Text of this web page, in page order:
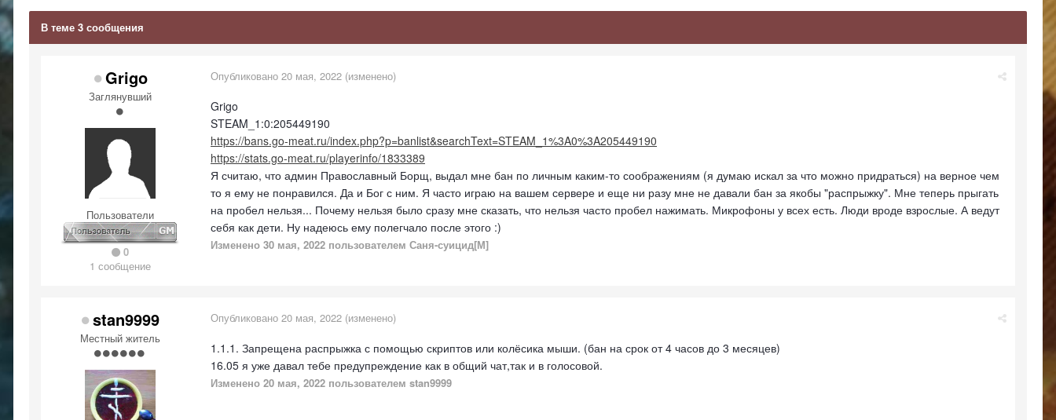
В теме 3 сообщения
Grigo
Заглянувший
Пользователи
0
1 сообщение
Опубликовано 20 мая, 2022 (изменено)
Grigo
STEAM_1:0:205449190
https://bans.go-meat.ru/index.php?p=banlist&searchText=STEAM_1%3A0%3A205449190
https://stats.go-meat.ru/playerinfo/1833389
Я считаю, что админ Православный Борщ, выдал мне бан по личным каким-то соображениям (я думаю искал за что можно придраться) на верное чем
то я ему не понравился. Да и Бог с ним. Я часто играю на вашем сервере и еще ни разу мне не давали бан за якобы "распрыжку". Мне теперь прыгать
на пробел нельзя... Почему нельзя было сразу мне сказать, что нельзя часто пробел нажимать. Микрофоны у всех есть. Люди вроде взрослые. А ведут
себя как дети. Ну надеюсь ему полегчало после этого :)
Изменено 30 мая, 2022 пользователем Саня-суицид[М]
stan9999
Местный житель
Опубликовано 20 мая, 2022 (изменено)
1.1.1. Запрещена распрыжка с помощью скриптов или колёсика мыши. (бан на срок от 4 часов до 3 месяцев)
16.05 я уже давал тебе предупреждение как в общий чат,так и в голосовой.
Изменено 20 мая, 2022 пользователем stan9999